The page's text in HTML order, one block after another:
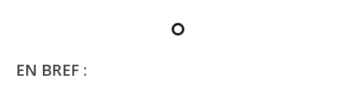
EN BREF :